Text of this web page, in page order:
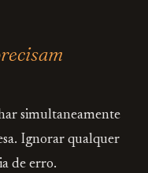
simultaneamente
Ignorar qualquer
de erro.